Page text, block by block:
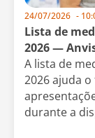
24/07/2026 -
Lista de
2026 —
A lista de
2026 ajuda
durante a